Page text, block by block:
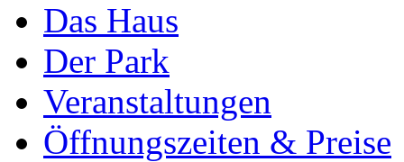
Das Haus
Der Park
Veranstaltungen
Öffnungszeiten & Preise